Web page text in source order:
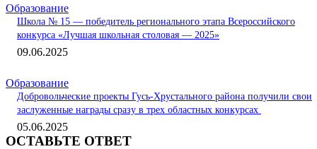
Образование
Школа № 15 — победитель регионального этапа Всероссийского
конкурса «Лучшая школьная столовая — 2025»
09.06.2025
Образование
Добровольческие проекты Гусь-Хрустального района получили свои
заслуженные награды сразу в трех областных конкурсах
05.06.2025
ОСТАВЬТЕ ОТВЕТ